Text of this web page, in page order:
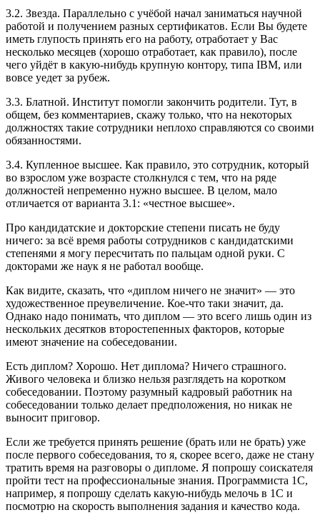
3.2. Звезда. Параллельно с учёбой начал заниматься научной
работой и получением разных сертификатов. Если Вы будете
иметь глупость принять его на работу, отработает у Вас
несколько месяцев (хорошо отработает, как правило), после
чего уйдёт в какую-нибудь крупную контору, типа IBM, или
вовсе уедет за рубеж.
3.3. Блатной. Институт помогли закончить родители. Тут, в
общем, без комментариев, скажу только, что на некоторых
должностях такие сотрудники неплохо справляются со своими
обязанностями.
3.4. Купленное высшее. Как правило, это сотрудник, который
во взрослом уже возрасте столкнулся с тем, что на ряде
должностей непременно нужно высшее. В целом, мало
отличается от варианта 3.1: «честное высшее».
Про кандидатские и докторские степени писать не буду
ничего: за всё время работы сотрудников с кандидатскими
степенями я могу пересчитать по пальцам одной руки. С
докторами же наук я не работал вообще.
Как видите, сказать, что «диплом ничего не значит» — это
художественное преувеличение. Кое-что таки значит, да.
Однако надо понимать, что диплом — это всего лишь один из
нескольких десятков второстепенных факторов, которые
имеют значение на собеседовании.
Есть диплом? Хорошо. Нет диплома? Ничего страшного.
Живого человека и близко нельзя разглядеть на коротком
собеседовании. Поэтому разумный кадровый работник на
собеседовании только делает предположения, но никак не
выносит приговор.
Если же требуется принять решение (брать или не брать) уже
после первого собеседования, то я, скорее всего, даже не стану
тратить время на разговоры о дипломе. Я попрошу соискателя
пройти тест на профессиональные знания. Программиста 1С,
например, я попрошу сделать какую-нибудь мелочь в 1С и
посмотрю на скорость выполнения задания и качество кода.